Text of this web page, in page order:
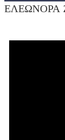
ΕΛΕΩΝΟΡΑ